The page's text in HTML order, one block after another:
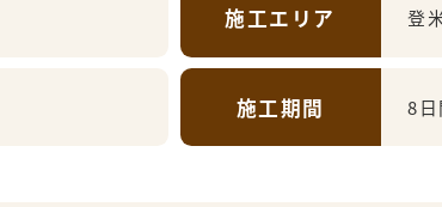
施工エリア 登
施工期間 8